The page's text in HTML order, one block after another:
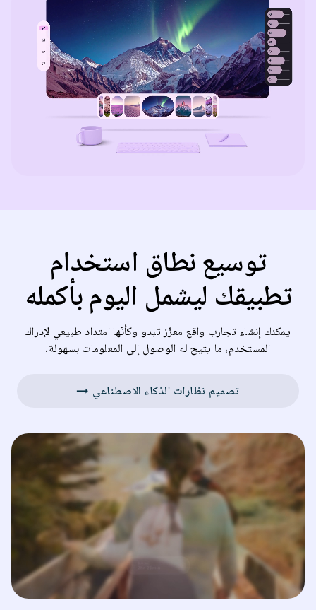
توسيع نطاق استخدام
تطبيقك ليشمل اليوم بأكمله
يمكنك إنشاء تجارب واقع معزّز تبدو وكأنّها امتداد طبيعي لإدراك
المستخدم، ما يتيح له الوصول إلى المعلومات بسهولة.
تصميم نظارات الذكاء الاصطناعي →